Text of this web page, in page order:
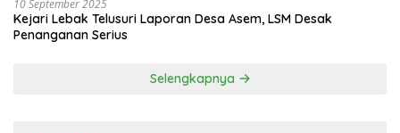
10 September 2025
Kejari Lebak Telusuri Laporan Desa Asem, LSM Desak
Penanganan Serius
Selengkapnya